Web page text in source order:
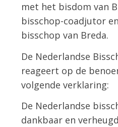
met het bisdom van
bisschop-coadjutor
bisschop van Breda.
De Nederlandse
reageert op de
volgende verklaring:
De Nederlandse
dankbaar en